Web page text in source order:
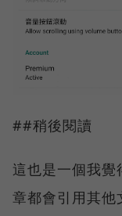
##稍後閱讀
這也是一個我
章都會引用其他